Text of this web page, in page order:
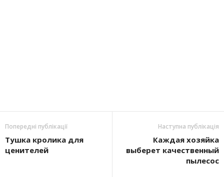
Попередні публікації
Тушка кролика для
ценителей
Наступна публікація
Каждая хозяйка
выберет качественный
пылесос